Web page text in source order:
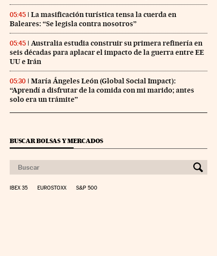
05:45
La masificación turística tensa la cuerda en
Baleares: “Se legisla contra nosotros”
05:45
Australia estudia construir su primera refinería en
seis décadas para aplacar el impacto de la guerra entre EE
UU e Irán
05:30
María Ángeles León (Global Social Impact):
“Aprendí a disfrutar de la comida con mi marido; antes
solo era un trámite”
BUSCAR BOLSAS Y MERCADOS
IBEX 35 EUROSTOXX S&P 500